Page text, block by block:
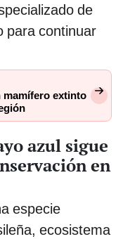
de
para continuar
mamífero extinto
azul sigue
en
especie
ecosistema